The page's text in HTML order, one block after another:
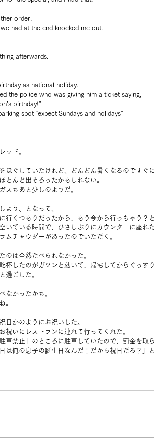
order.
had at the end knocked me out.
afterwards.
as national holiday.
the police who was giving him a ticket saying,
birthday!”
spot “expect Sundays and holidays”
ッド。
ほぐしていたけれど、どんどん暑くなるのですぐに
とんど出そろったかもしれない。
スもあと少しのようだ。
よう、となって、
行くつもりだったから、もう今から行っちゃう？と
いている時間で、ひさしぶりにカウンターに座れた
ムチャウダーがあったのでいただく。
のは全然たべられなかった。
杯したのがガツンと効いて、帰宅してからぐっすり
過ごした。
なかったかも。
。
日かのようにお祝いした。
祝いにレストランに連れて行ってくれた。
車禁止」のところに駐車していたので、罰金を取
は俺の息子の誕生日なんだ！だから祝日だろ？」